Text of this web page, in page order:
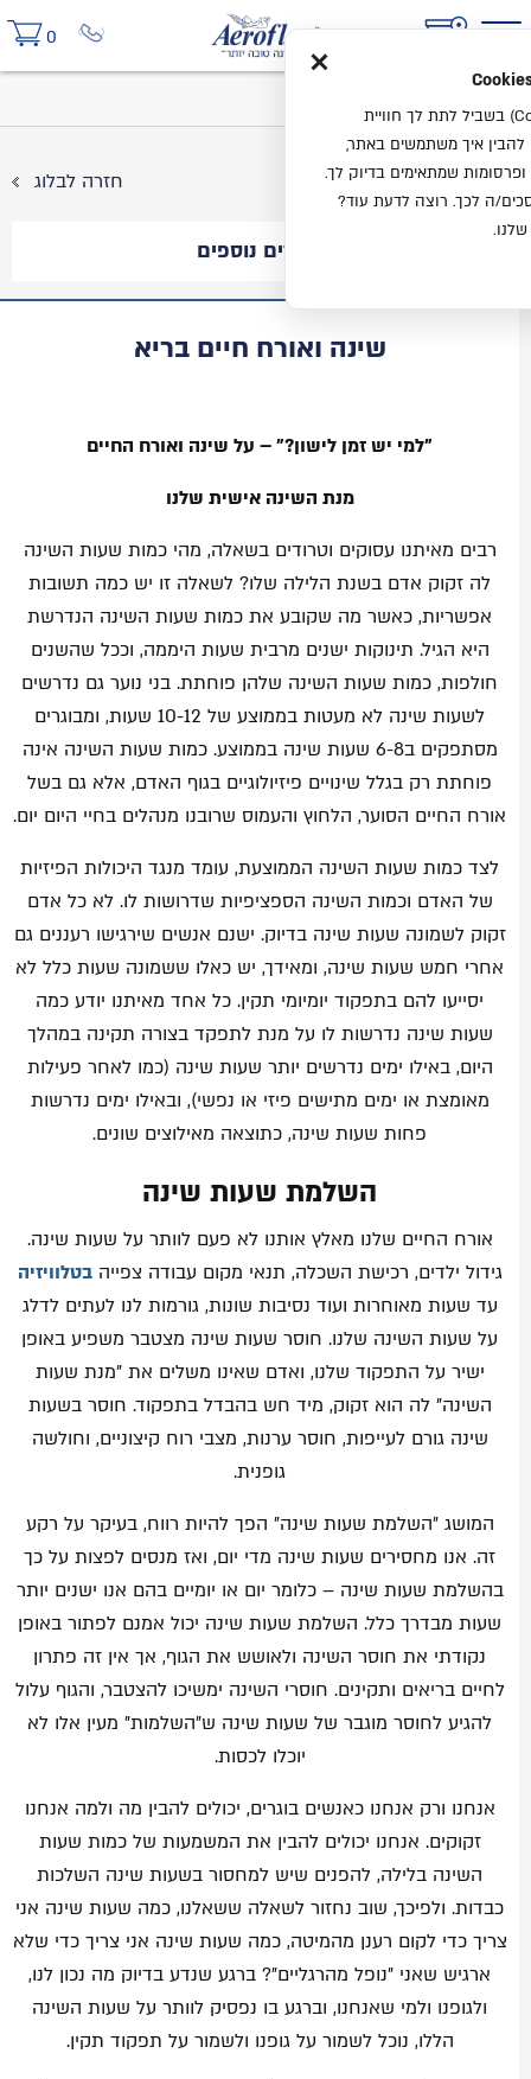
0
חזרה לבלוג
מאמרים נוספים
שינה ואורח חיים בריא
"למי יש זמן לישון?" – על שינה ואורח החיים
מנת השינה אישית שלנו
רבים מאיתנו עסוקים וטרודים בשאלה, מהי כמות שעות השינה
לה זקוק אדם בשנת הלילה שלו? לשאלה זו יש כמה תשובות
אפשריות, כאשר מה שקובע את כמות שעות השינה הנדרשת
היא הגיל. תינוקות ישנים מרבית שעות היממה, וככל שהשנים
חולפות, כמות שעות השינה שלהן פוחתת. בני נוער גם נדרשים
לשעות שינה לא מעטות בממוצע של 10-12 שעות, ומבוגרים
מסתפקים ב6-8 שעות שינה בממוצע. כמות שעות השינה אינה
פוחתת רק בגלל שינויים פיזיולוגיים בגוף האדם, אלא גם בשל
אורח החיים הסוער, הלחוץ והעמוס שרובנו מנהלים בחיי היום יום.
לצד כמות שעות השינה הממוצעת, עומד מנגד היכולות הפיזיות
של האדם וכמות השינה הספציפיות שדרושות לו. לא כל אדם
זקוק לשמונה שעות שינה בדיוק. ישנם אנשים שירגישו רעננים גם
אחרי חמש שעות שינה, ומאידך, יש כאלו ששמונה שעות כלל לא
יסייעו להם בתפקוד יומיומי תקין. כל אחד מאיתנו יודע כמה
שעות שינה נדרשות לו על מנת לתפקד בצורה תקינה במהלך
היום, באילו ימים נדרשים יותר שעות שינה (כמו לאחר פעילות
מאומצת או ימים מתישים פיזי או נפשי), ובאילו ימים נדרשות
פחות שעות שינה, כתוצאה מאילוצים שונים.
השלמת שעות שינה
אורח החיים שלנו מאלץ אותנו לא פעם לוותר על שעות שינה.
גידול ילדים, רכישת השכלה, תנאי מקום עבודה צפייהבטלוויזיה
עד שעות מאוחרות ועוד נסיבות שונות, גורמות לנו לעתים לדלג
על שעות השינה שלנו. חוסר שעות שינה מצטבר משפיע באופן
ישיר על התפקוד שלנו, ואדם שאינו משלים את "מנת שעות
השינה" לה הוא זקוק, מיד חש בהבדל בתפקוד. חוסר בשעות
שינה גורם לעייפות, חוסר ערנות, מצבי רוח קיצוניים, וחולשה
גופנית.
המושג "השלמת שעות שינה" הפך להיות רווח, בעיקר על רקע
זה. אנו מחסירים שעות שינה מדי יום, ואז מנסים לפצות על כך
בהשלמת שעות שינה – כלומר יום או יומיים בהם אנו ישנים יותר
שעות מבדרך כלל. השלמת שעות שינה יכול אמנם לפתור באופן
נקודתי את חוסר השינה ולאושש את הגוף, אך אין זה פתרון
לחיים בריאים ותקינים. חוסרי השינה ימשיכו להצטבר, והגוף עלול
להגיע לחוסר מוגבר של שעות שינה ש"השלמות" מעין אלו לא
יוכלו לכסות.
אנחנו ורק אנחנו כאנשים בוגרים, יכולים להבין מה ולמה אנחנו
זקוקים. אנחנו יכולים להבין את המשמעות של כמות שעות
השינה בלילה, להפנים שיש למחסור בשעות שינה השלכות
כבדות. ולפיכך, שוב נחזור לשאלה ששאלנו, כמה שעות שינה אני
צריך כדי לקום רענן מהמיטה, כמה שעות שינה אני צריך כדי שלא
ארגיש שאני "נופל מהרגליים"? ברגע שנדע בדיוק מה נכון לנו,
ולגופנו ולמי שאנחנו, וברגע בו נפסיק לוותר על שעות השינה
הללו, נוכל לשמור על גופנו ולשמור על תפקוד תקין.
×
אנחנו משתמשים בעוגיות (Cookies) בשביל לתת לך חוויית
להבין איך משתמשים באתר,
שמתאימים בדיוק לך.
ה לכך. רוצה לדעת עוד?